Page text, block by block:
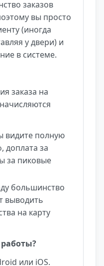
заказов
вы просто
(иногда
у двери) и
в системе.
заказа на
видите полную
доплата за
за пиковые
большинство
выводить
на карту
или iOS.